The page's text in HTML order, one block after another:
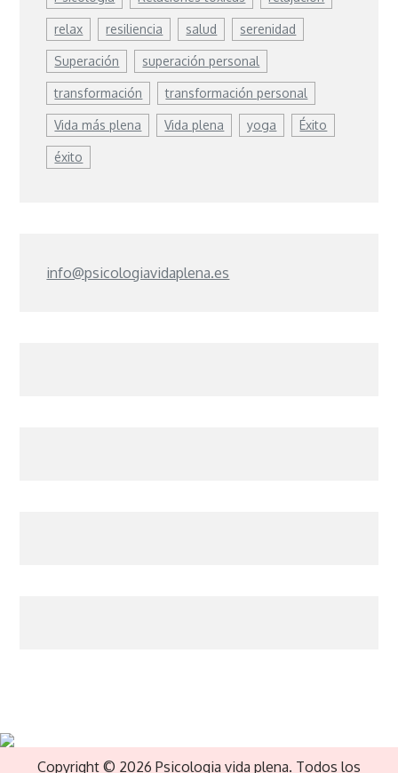
relax resiliencia salud serenidad
Superación superación personal
transformación transformación personal
Vida más plena Vida plena yoga Éxito
éxito
info@psicologiavidaplena.es
Copyright © 2026 Psicologia vida plena. Todos los